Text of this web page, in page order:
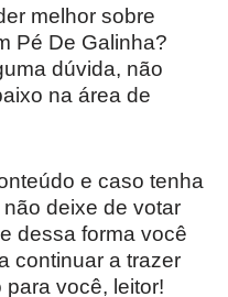
melhor sobre
Pé De Galinha?
dúvida, não
na área de
e caso tenha
deixe de votar
dessa forma você
continuar a trazer
você, leitor!